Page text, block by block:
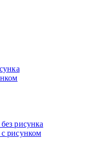
рисунка
рисунком